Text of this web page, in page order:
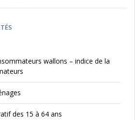
wallons – indice de la
des 15 à 64 ans